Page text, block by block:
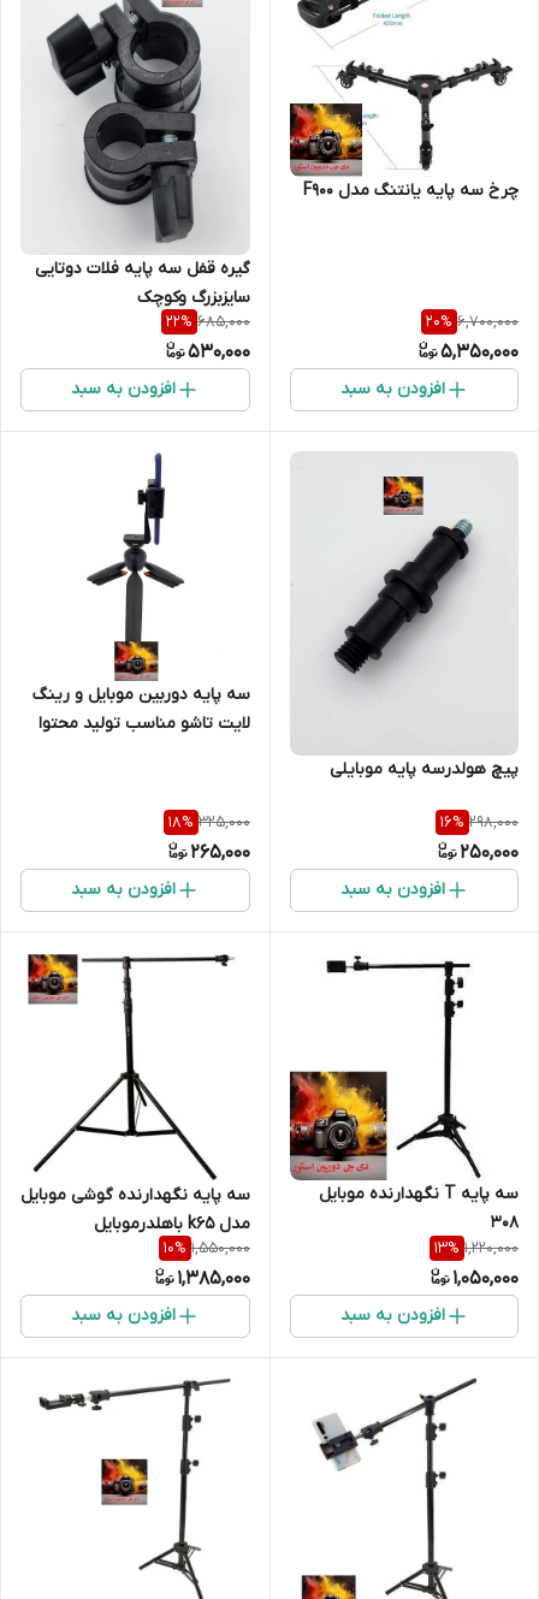
چرخ سه پایه یانتنگ مدل F900
6,700,000
20%
5,350,000
افزودن به سبد
گیره قفل سه پایه فلات دوتایی
سایزبزرگ وکوچک
685,000
22%
530,000
افزودن به سبد
پیچ هولدرسه پایه موبایلی
298,000
16%
250,000
افزودن به سبد
سه پایه دوربین موبایل و رینگ
لایت تاشو مناسب تولید محتوا
325,000
18%
265,000
افزودن به سبد
سه پایه T نگهدارنده موبایل
۳۰8
1,220,000
13%
1,050,000
افزودن به سبد
سه پایه نگهدارنده گوشی موبایل
مدل k65 باهلدرموبایل
1,550,000
10%
1,385,000
افزودن به سبد